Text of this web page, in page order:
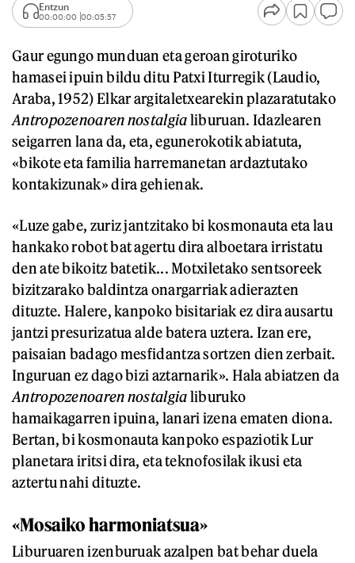
Entzun
00:00:00 00:05:57
Gaur egungo munduan eta geroan giroturiko
hamasei ipuin bildu ditu Patxi Iturregik (Laudio,
Araba, 1952) Elkar argitaletxearekin plazaratutako
Antropozenoaren nostalgialiburuan. Idazlearen
seigarren lana da, eta, egunerokotik abiatuta,
«bikote eta familia harremanetan ardaztutako
kontakizunak» dira gehienak.
«Luze gabe, zuriz jantzitako bi kosmonauta eta lau
hankako robot bat agertu dira alboetara irristatu
den ate bikoitz batetik... Motxiletako sentsoreek
bizitzarako baldintza onargarriak adierazten
dituzte. Halere, kanpoko bisitariak ez dira ausartu
jantzi presurizatua alde batera uztera. Izan ere,
paisaian badago mesfidantza sortzen dien zerbait.
Inguruan ez dago bizi aztarnarik». Hala abiatzen da
Antropozenoaren nostalgialiburuko
hamaikagarren ipuina, lanari izena ematen diona.
Bertan, bi kosmonauta kanpoko espaziotik Lur
planetara iritsi dira, eta teknofosilak ikusi eta
aztertu nahi dituzte.
«Mosaiko harmoniatsua»
Liburuaren izenburuak azalpen bat behar duela